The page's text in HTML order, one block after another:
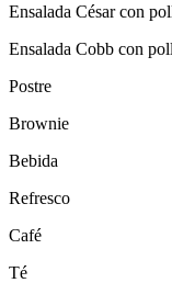
Ensalada César con
Ensalada Cobb con
Postre
Brownie
Bebida
Refresco
Café
Té